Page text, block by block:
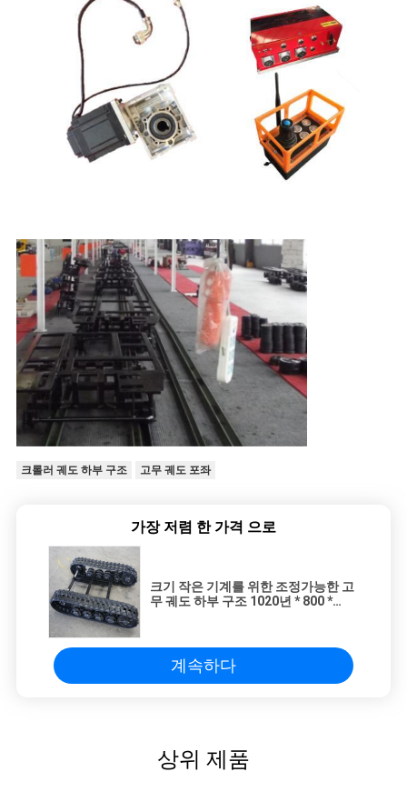
크롤러 궤도 하부 구조 고무 궤도 포좌
가장 저렴 한 가격 으로
크기 작은 기계를 위한 조정가능한 고
무 궤도 하부 구조 1020년 * 800 *
계속하다
상위 제품